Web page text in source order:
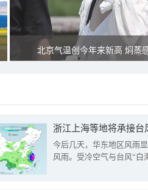
北京气温创今年来新高 焖蒸
浙江上海等地将承接台
今后几天，华东地区风雨
风雨。受冷空气与台风“白